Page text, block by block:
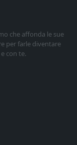
che affonda le sue
per farle diventare
con te.